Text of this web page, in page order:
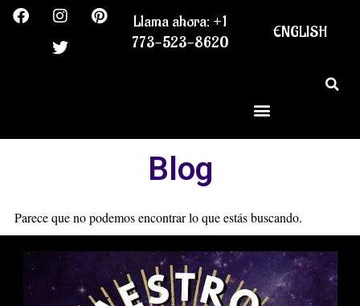
contenido
F
a
I
n
s
t
m
P
i
t
T
w
i
t
Llama ahora: +1
773-523-8620
ENGLISH
Blog
Parece que no podemos encontrar lo que estás buscando.